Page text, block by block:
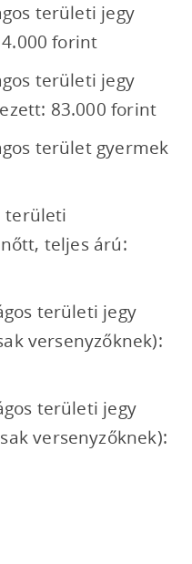
területi jegy
forint
területi jegy
83.000 forint
terület gyermek
területi
teljes árú:
területi jegy
versenyzőknek):
területi jegy
versenyzőknek):